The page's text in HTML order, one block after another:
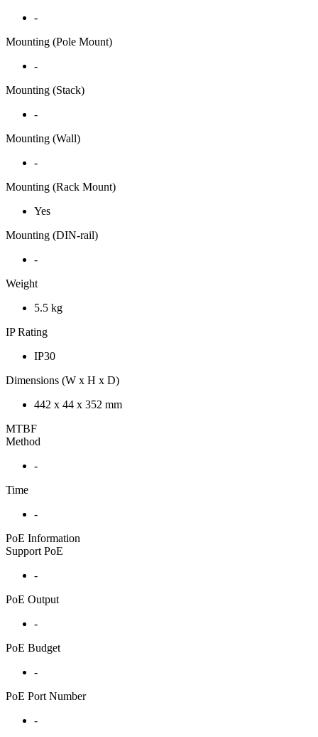
-
Mounting (Pole Mount)
-
Mounting (Stack)
-
Mounting (Wall)
-
Mounting (Rack Mount)
Yes
Mounting (DIN-rail)
-
Weight
5.5 kg
IP Rating
IP30
Dimensions (W x H x D)
442 x 44 x 352 mm
MTBF
Method
-
Time
-
PoE Information
Support PoE
-
PoE Output
-
PoE Budget
-
PoE Port Number
-